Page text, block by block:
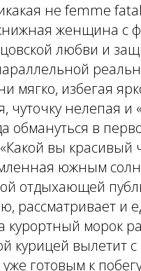
не femme
женщина с
любви и
избегая
нелепая и
обмануться в
вы красивый
южным
отдыхающей
рассматривает и
морок
курицей вылетит с
готовым к